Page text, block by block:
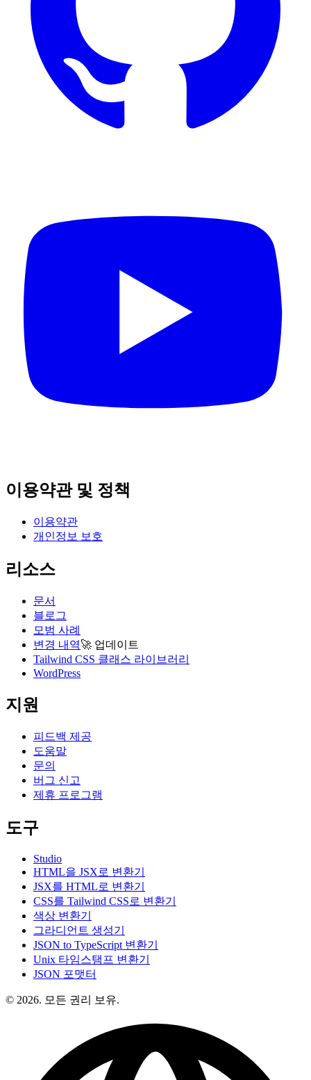
이용약관 및 정책
이용약관
개인정보 보호
리소스
문서
블로그
모범 사례
변경 내역🚀 업데이트
Tailwind CSS 클래스 라이브러리
WordPress
지원
피드백 제공
도움말
문의
버그 신고
제휴 프로그램
도구
Studio
HTML을 JSX로 변환기
JSX를 HTML로 변환기
CSS를 Tailwind CSS로 변환기
색상 변환기
그라디언트 생성기
JSON to TypeScript 변환기
Unix 타임스탬프 변환기
JSON 포맷터
© 2026. 모든 권리 보유.